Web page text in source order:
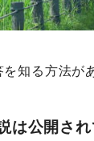
知る方法が
は公開され